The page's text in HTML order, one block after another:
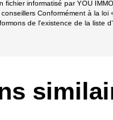
informatisé par YOU
Conformément à la
de l'existence de la